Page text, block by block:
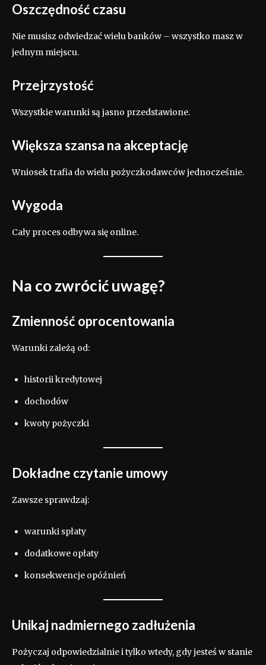
Oszczędność czasu
Nie musisz odwiedzać wielu banków – wszystko masz w
jednym miejscu.
Przejrzystość
Wszystkie warunki są jasno przedstawione.
Większa szansa na akceptację
Wniosek trafia do wielu pożyczkodawców jednocześnie.
Wygoda
Cały proces odbywa się online.
Na co zwrócić uwagę?
Zmienność oprocentowania
Warunki zależą od:
historii kredytowej
dochodów
kwoty pożyczki
Dokładne czytanie umowy
Zawsze sprawdzaj:
warunki spłaty
dodatkowe opłaty
konsekwencje opóźnień
Unikaj nadmiernego zadłużenia
Pożyczaj odpowiedzialnie i tylko wtedy, gdy jesteś w stanie